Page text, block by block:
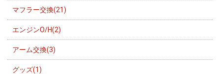
マフラー交換(21)
エンジンO/H(2)
アーム交換(3)
グッズ(1)